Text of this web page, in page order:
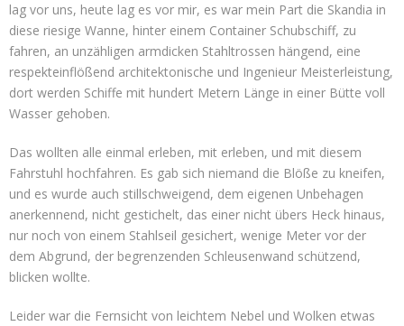
lag vor uns, heute lag es vor mir, es war mein Part die Skandia in
diese riesige Wanne, hinter einem Container Schubschiff, zu
fahren, an unzähligen armdicken Stahltrossen hängend, eine
respekteinflößend architektonische und Ingenieur Meisterleistung,
dort werden Schiffe mit hundert Metern Länge in einer Bütte voll
Wasser gehoben.
Das wollten alle einmal erleben, mit erleben, und mit diesem
Fahrstuhl hochfahren. Es gab sich niemand die Blöße zu kneifen,
und es wurde auch stillschweigend, dem eigenen Unbehagen
anerkennend, nicht gestichelt, das einer nicht übers Heck hinaus,
nur noch von einem Stahlseil gesichert, wenige Meter vor der
dem Abgrund, der begrenzenden Schleusenwand schützend,
blicken wollte.
Leider war die Fernsicht von leichtem Nebel und Wolken etwas